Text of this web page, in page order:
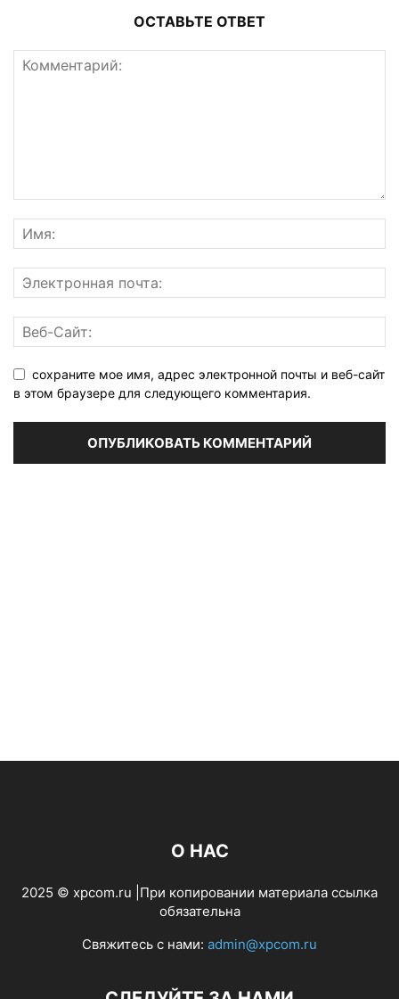
ОСТАВЬТЕ ОТВЕТ
сохраните мое имя, адрес электронной почты и веб-сайт
в этом браузере для следующего комментария.
О НАС
2025 © xpcom.ru |При копировании материала ссылка
обязательна
Свяжитесь с нами: admin@xpcom.ru